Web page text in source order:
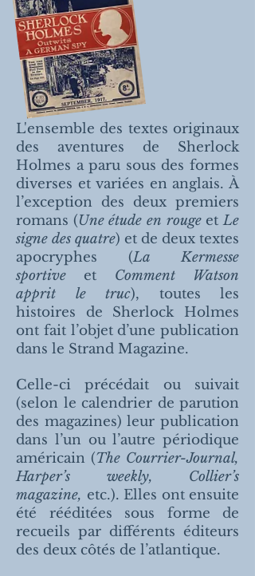
L'ensemble des textes originaux
des aventures de Sherlock
Holmes a paru sous des formes
diverses et variées en anglais. À
l’exception des deux premiers
romans (Une étude en rougeetLe
signe des quatre) et de deux textes
apocryphes (La Kermesse
sportive et Comment Watson
apprit le truc), toutes les
histoires de Sherlock Holmes
ont fait l’objet d’une publication
dans le Strand Magazine.
Celle-ci précédait ou suivait
(selon le calendrier de parution
des magazines) leur publication
dans l’un ou l’autre périodique
américain (The Courrier-Journal,
Harper’s weekly, Collier’s
magazine, etc.). Elles ont ensuite
été rééditées sous forme de
recueils par différents éditeurs
des deux côtés de l’atlantique.